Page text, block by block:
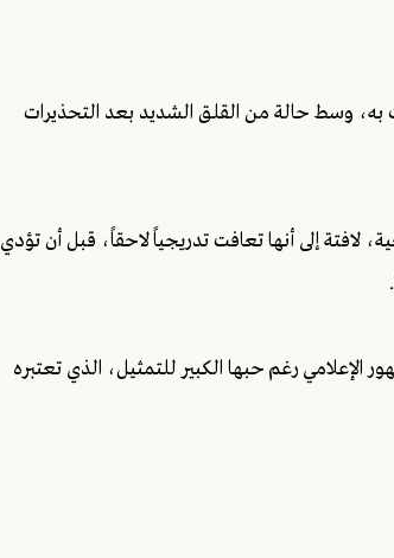
به، وسط حالة من القلق الشديد بعد التحذيرات
لافتة إلى أنها تعافت تدريجياً لاحقاً، قبل أن تؤدي
الإعلامي رغم حبها الكبير للتمثيل، الذي تعتبره